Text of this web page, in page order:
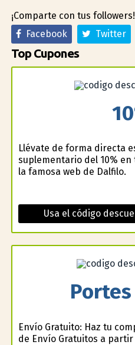
¡Comparte con tus followers!
Facebook
Twitter
Top Cupones
Llévate de forma directa
suplementario del 10%
la famosa web de Dalfilo.
Usa el código
Envío Gratuito: Haz tu
de Envío Gratuitos a